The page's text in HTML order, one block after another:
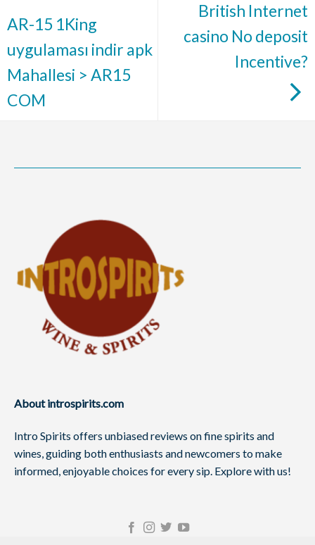
AR-15 1King
uygulaması indir apk
Mahallesi > AR15
COM
British Internet
casino No deposit
Incentive?
About introspirits.com
Intro Spirits offers unbiased reviews on fine spirits and
wines, guiding both enthusiasts and newcomers to make
informed, enjoyable choices for every sip. Explore with us!